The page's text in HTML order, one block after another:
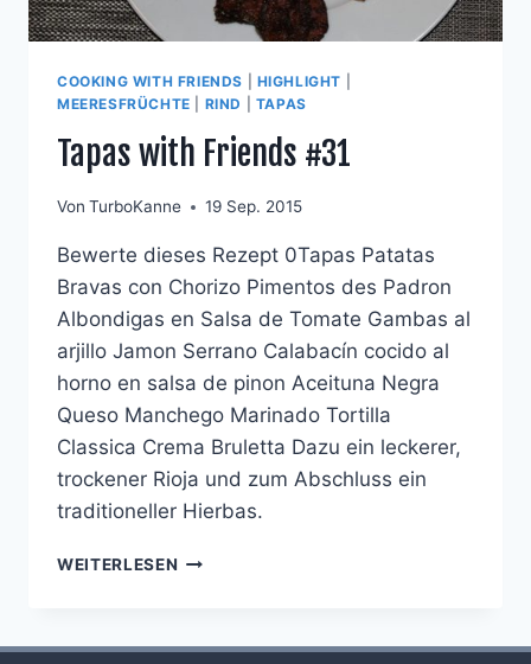
COOKING WITH FRIENDS HIGHLIGHT
MEERESFRÜCHTE
RIND TAPAS
Tapas with Friends #31
Von TurboKanne 19 Sep. 2015
Bewerte dieses Rezept 0Tapas Patatas
Bravas con Chorizo Pimentos des Padron
Albondigas en Salsa de Tomate Gambas al
arjillo Jamon Serrano Calabacín cocido al
horno en salsa de pinon Aceituna Negra
Queso Manchego Marinado Tortilla
Classica Crema Bruletta Dazu ein leckerer,
trockener Rioja und zum Abschluss ein
traditioneller Hierbas.
WEITERLESEN TAPAS